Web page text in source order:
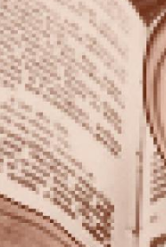
FILODIRITTO